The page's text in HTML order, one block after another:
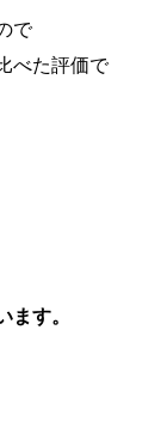
で
べた評価で
す。